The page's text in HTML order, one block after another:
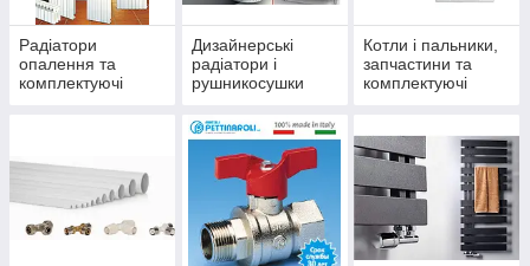
Радіатори
опалення та
комплектуючі
Дизайнерські
радіатори і
рушникосушки
Котли і пальники,
запчастини та
комплектуючі